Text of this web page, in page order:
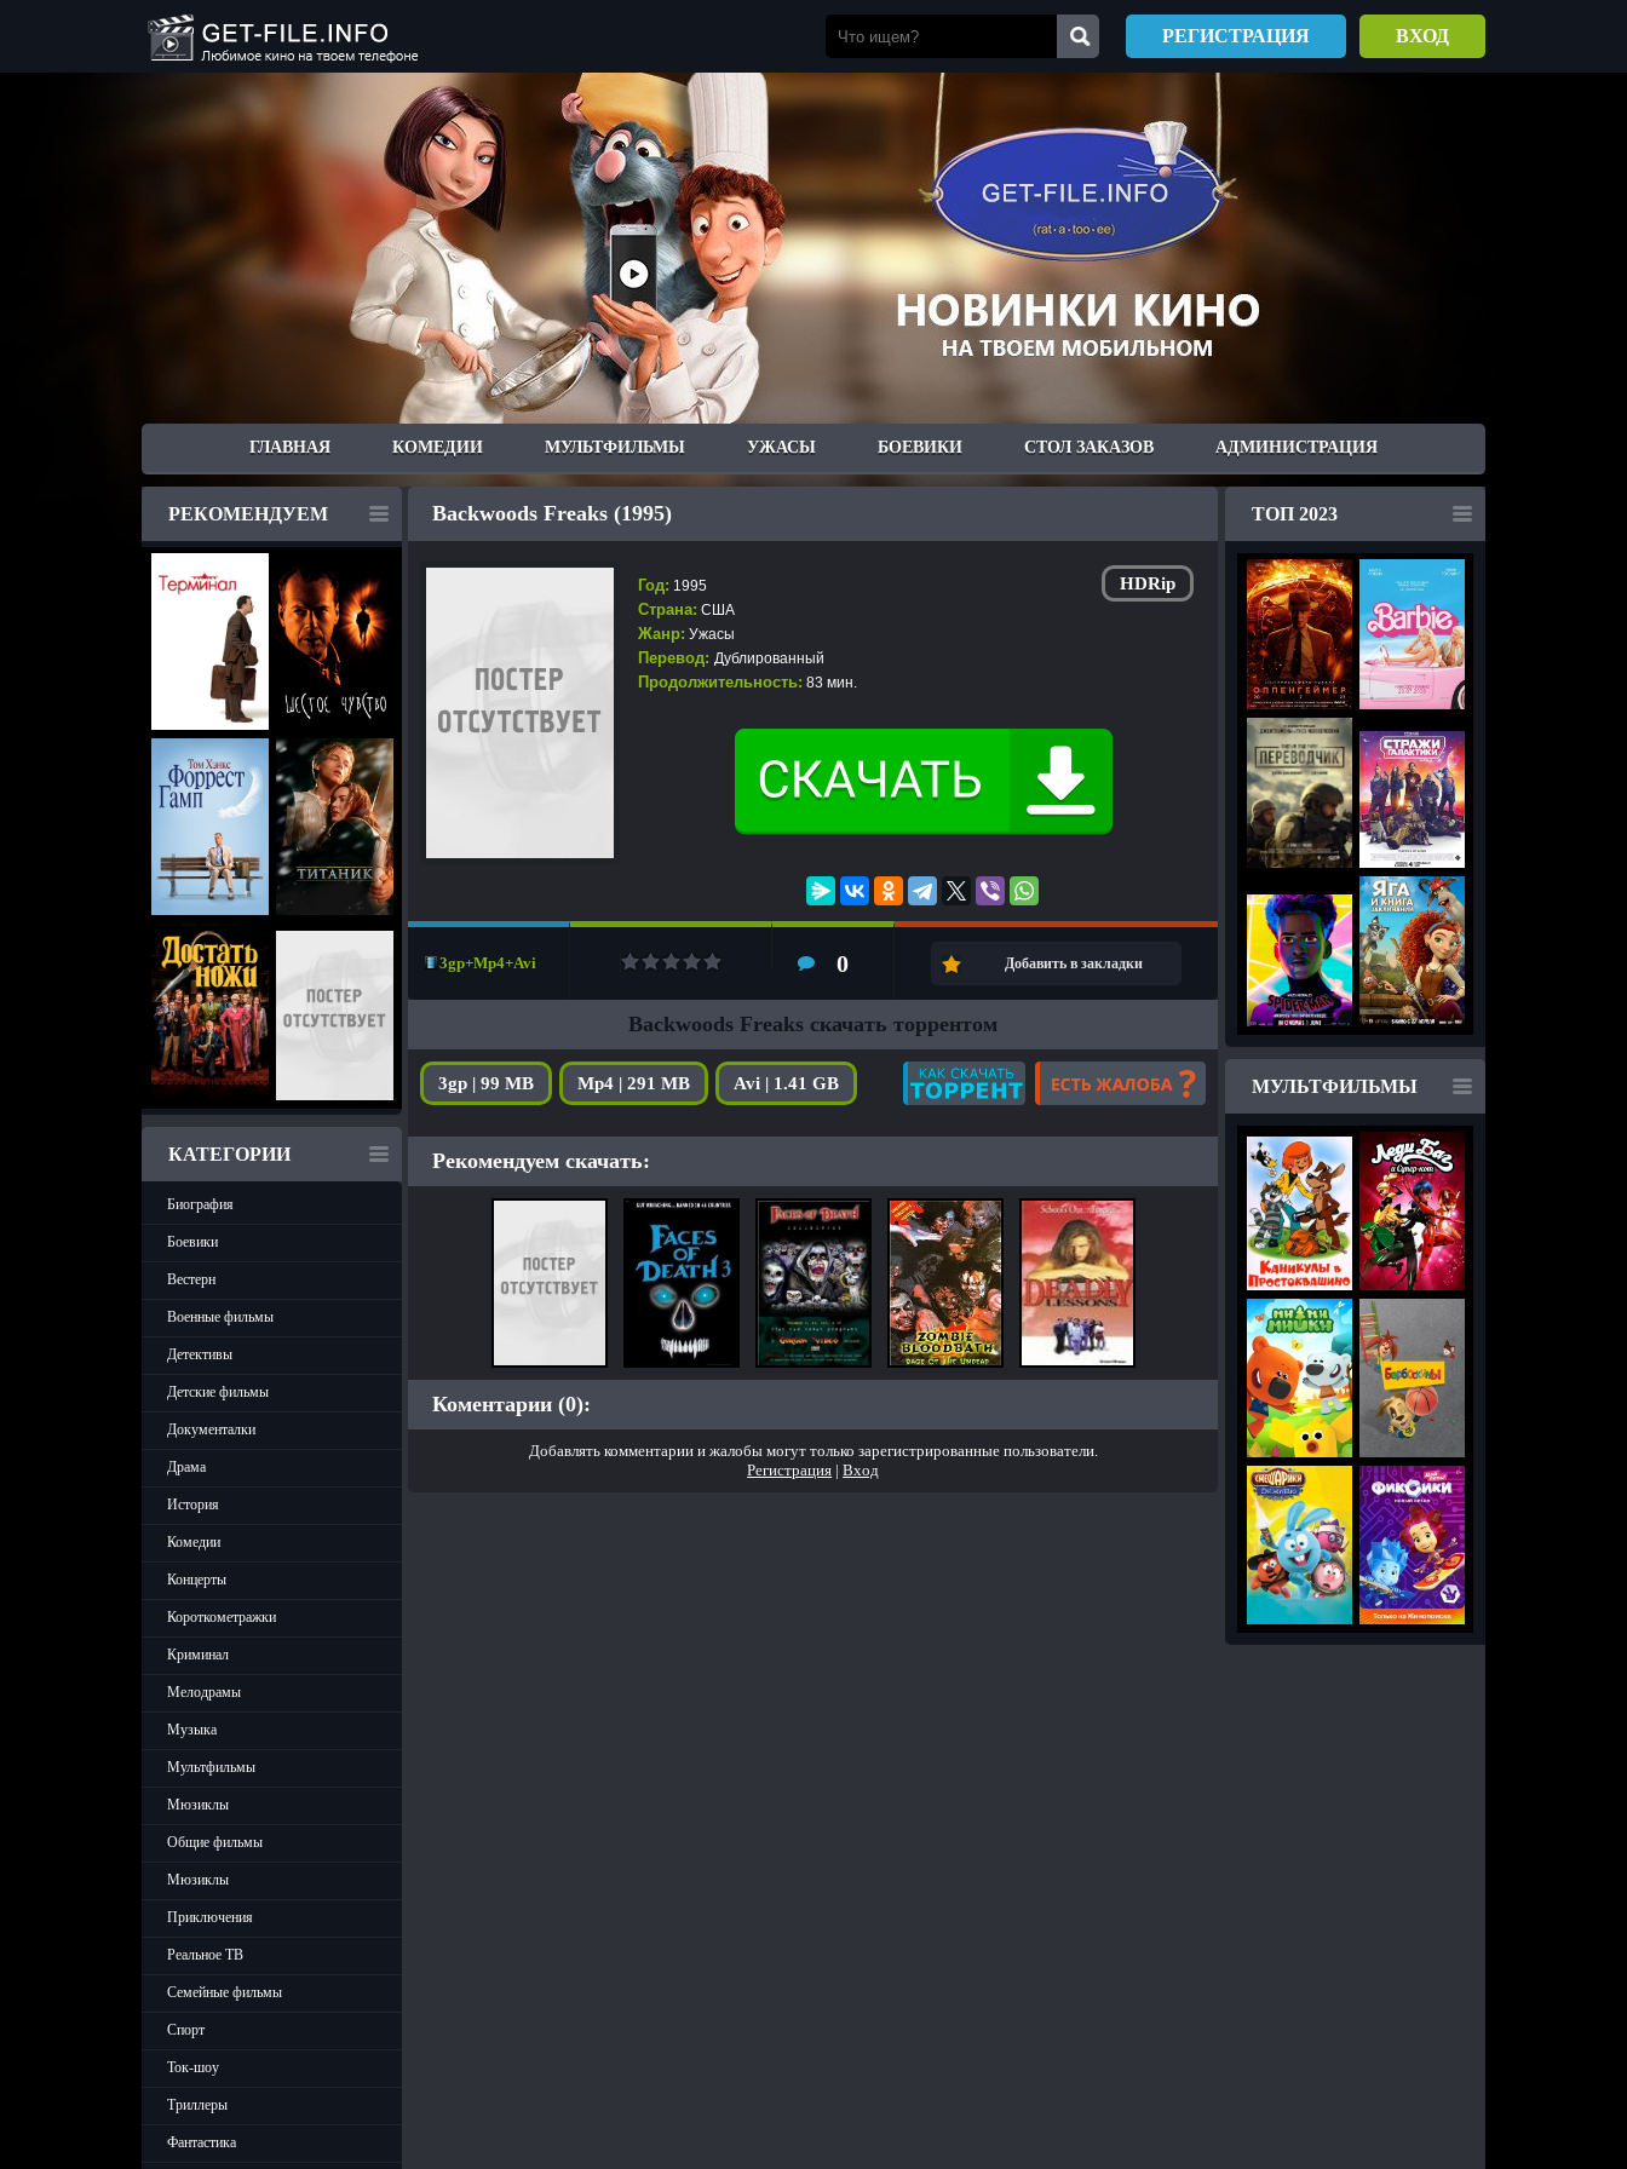
РЕГИСТРАЦИЯ ВХОД
ГЛАВНАЯ КОМЕДИИ МУЛЬТФИЛЬМЫ УЖАСЫ БОЕВИКИ СТОЛ ЗАКАЗОВ АДМИНИСТРАЦИЯ
РЕКОМЕНДУЕМ
КАТЕГОРИИ
Биография
Боевики
Вестерн
Военные фильмы
Детективы
Детские фильмы
Документалки
Драма
История
Комедии
Концерты
Короткометражки
Криминал
Мелодрамы
Музыка
Мультфильмы
Мюзиклы
Общие фильмы
Мюзиклы
Приключения
Реальное ТВ
Семейные фильмы
Спорт
Ток-шоу
Триллеры
Фантастика
HDRip
Backwoods Freaks (1995)
Год: 1995
Страна: США
Жанр: Ужасы
Перевод: Дублированный
Продолжительность: 83 мин.
3gp+Mp4+Avi 0 Добавить в закладки
Backwoods Freaks скачать торрентом
3gp | 99 MB Mp4 | 291 MB Avi | 1.41 GB
Рекомендуем скачать:
Коментарии (0):
Добавлять комментарии и жалобы могут только зарегистрированные пользователи.
Регистрация |Вход
ТОП 2023
МУЛЬТФИЛЬМЫ